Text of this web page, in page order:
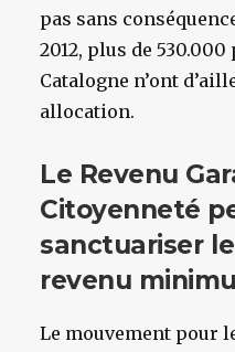
pas sans
2012, plus de
Catalogne n’ont
allocation.
Le Revenu
Citoyenneté
sanctuariser
revenu
Le mouvement pour